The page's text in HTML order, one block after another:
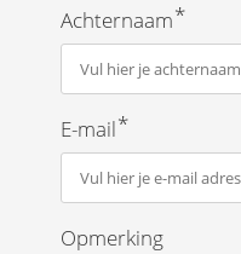
Achternaam*
E-mail*
Opmerking